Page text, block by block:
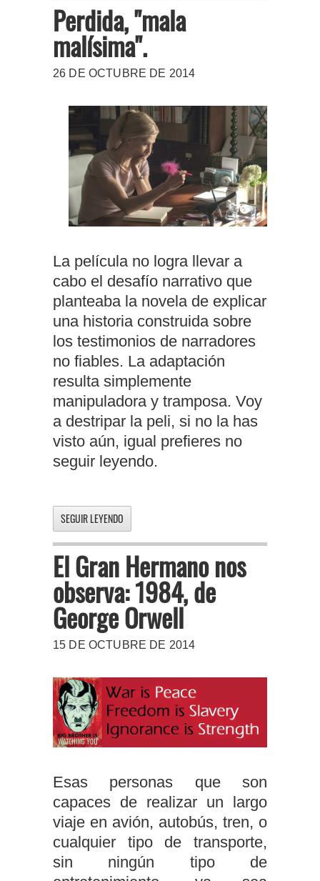
Perdida, "mala
malísima".
26 DE OCTUBRE DE 2014
La película no logra llevar a
cabo el desafío narrativo que
planteaba la novela de explicar
una historia construida sobre
los testimonios de narradores
no fiables. La adaptación
resulta simplemente
manipuladora y tramposa. Voy
a destripar la peli, si no la has
visto aún, igual prefieres no
seguir leyendo.
SEGUIR LEYENDO
El Gran Hermano nos
observa: 1984, de
George Orwell
15 DE OCTUBRE DE 2014
Esas personas que son
capaces de realizar un largo
viaje en avión, autobús, tren, o
cualquier tipo de transporte,
sin ningún tipo de